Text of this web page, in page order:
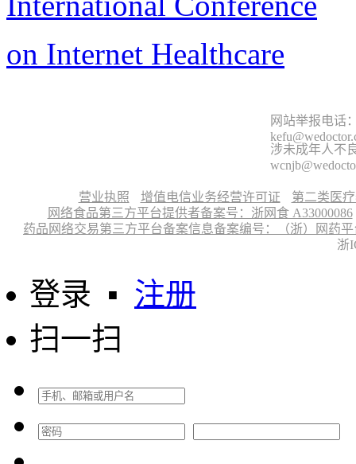
on Internet Healthcare
网站举报电话
涉未成年人不
营业执照 增值电信业务经营许可证
第二类医
网络食品第三方平台提供者备案号：浙网食 A33000086
药品网络交易第三方平台备案信息备案编号：（浙）网药平
浙
登录 ▪ 注册
扫一扫